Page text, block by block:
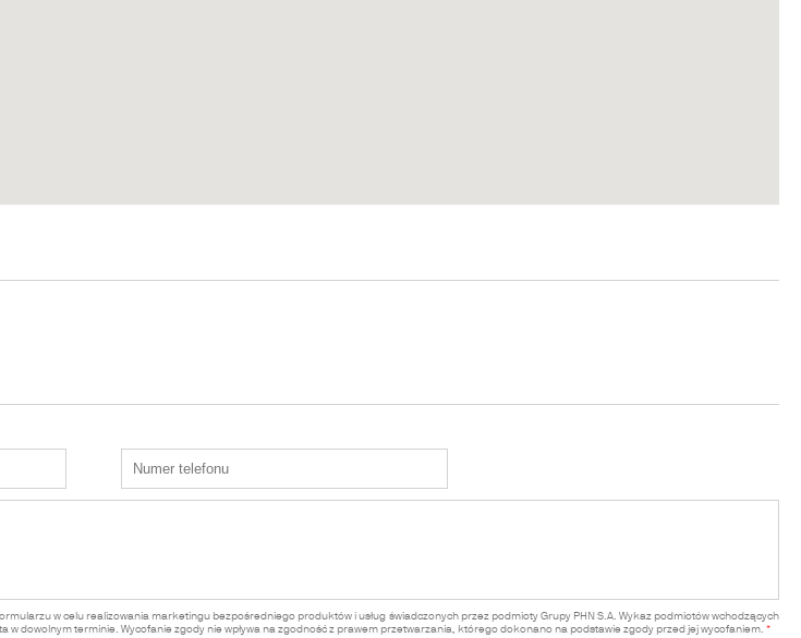
w celu realizowania marketingu bezpośredniego produktów i usług świadczonych przez podmioty Grupy PHN S.A. Wykaz podmiotów wchodzących
w dowolnym terminie. Wycofanie zgody nie wpływa na zgodność z prawem przetwarzania, którego dokonano na podstawie zgody przed jej wycofaniem. *